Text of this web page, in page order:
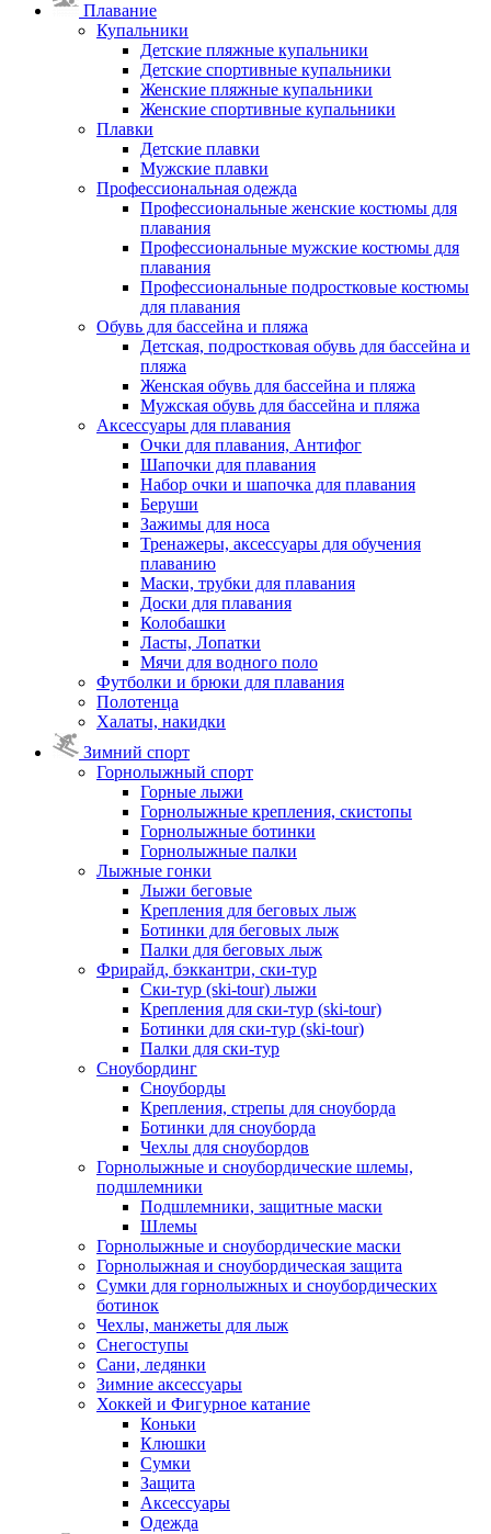
Плавание
Купальники
Детские пляжные купальники
Детские спортивные купальники
Женские пляжные купальники
Женские спортивные купальники
Плавки
Детские плавки
Мужские плавки
Профессиональная одежда
Профессиональные женские костюмы для
плавания
Профессиональные мужские костюмы для
плавания
Профессиональные подростковые костюмы
для плавания
Обувь для бассейна и пляжа
Детская, подростковая обувь для бассейна и
пляжа
Женская обувь для бассейна и пляжа
Мужская обувь для бассейна и пляжа
Аксессуары для плавания
Очки для плавания, Антифог
Шапочки для плавания
Набор очки и шапочка для плавания
Беруши
Зажимы для носа
Тренажеры, аксессуары для обучения
плаванию
Маски, трубки для плавания
Доски для плавания
Колобашки
Ласты, Лопатки
Мячи для водного поло
Футболки и брюки для плавания
Полотенца
Халаты, накидки
Зимний спорт
Горнолыжный спорт
Горные лыжи
Горнолыжные крепления, скистопы
Горнолыжные ботинки
Горнолыжные палки
Лыжные гонки
Лыжи беговые
Крепления для беговых лыж
Ботинки для беговых лыж
Палки для беговых лыж
Фрирайд, бэккантри, ски-тур
Ски-тур (ski-tour) лыжи
Крепления для ски-тур (ski-tour)
Ботинки для ски-тур (ski-tour)
Палки для ски-тур
Сноубординг
Сноуборды
Крепления, стрепы для сноуборда
Ботинки для сноуборда
Чехлы для сноубордов
Горнолыжные и сноубордические шлемы,
подшлемники
Подшлемники, защитные маски
Шлемы
Горнолыжные и сноубордические маски
Горнолыжная и сноубордическая защита
Сумки для горнолыжных и сноубордических
ботинок
Чехлы, манжеты для лыж
Снегоступы
Сани, ледянки
Зимние аксессуары
Хоккей и Фигурное катание
Коньки
Клюшки
Сумки
Защита
Аксессуары
Одежда